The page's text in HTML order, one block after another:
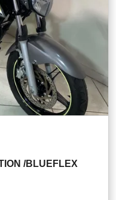
/BLUEFLEX